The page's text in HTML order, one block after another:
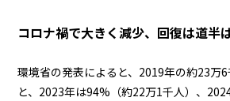
コロナ禍で大きく減少、回復は道半
環境省の発表によると、2019年の約23万
と、2023年は94%（約22万1千人）、